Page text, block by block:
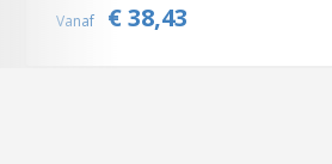
Vanaf € 38,43